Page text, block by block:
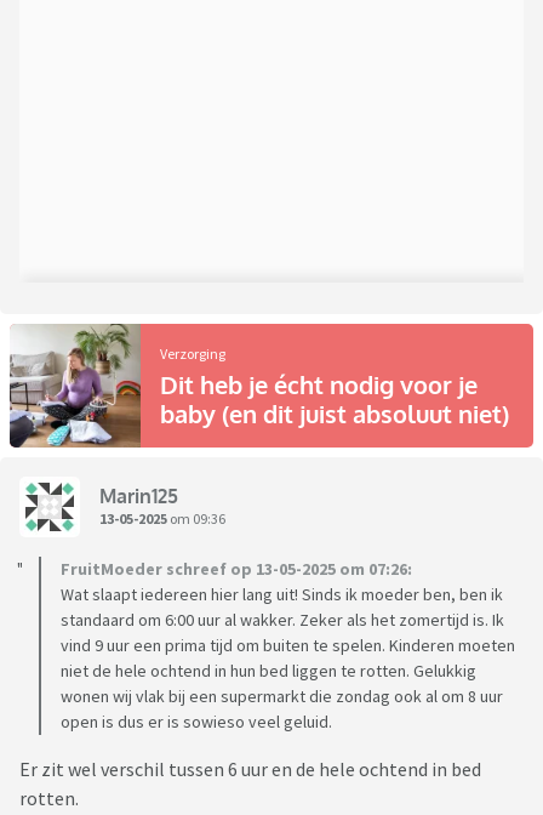
Verzorging
Dit heb je écht nodig voor je
baby (en dit juist absoluut niet)
Marin125
13-05-2025 om 09:36
FruitMoeder schreef op 13-05-2025 om 07:26:
Wat slaapt iedereen hier lang uit! Sinds ik moeder ben, ben ik
standaard om 6:00 uur al wakker. Zeker als het zomertijd is. Ik
vind 9 uur een prima tijd om buiten te spelen. Kinderen moeten
niet de hele ochtend in hun bed liggen te rotten. Gelukkig
wonen wij vlak bij een supermarkt die zondag ook al om 8 uur
open is dus er is sowieso veel geluid.
Er zit wel verschil tussen 6 uur en de hele ochtend in bed
rotten.